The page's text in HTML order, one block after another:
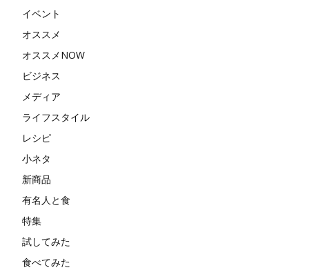
イベント
オススメ
オススメNOW
ビジネス
メディア
ライフスタイル
レシピ
小ネタ
新商品
有名人と食
特集
試してみた
食べてみた